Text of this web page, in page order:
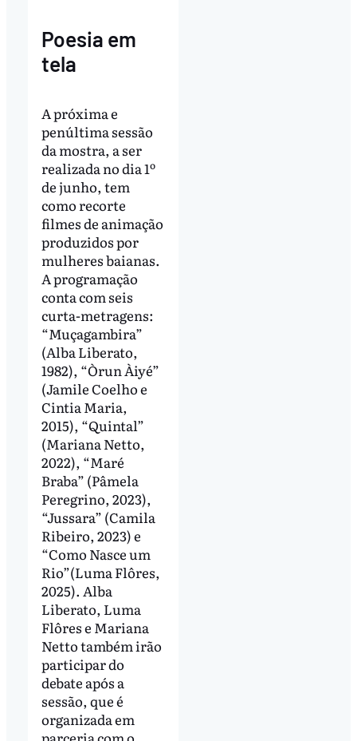
Poesia em
tela
A próxima e
penúltima sessão
da mostra, a ser
realizada no dia 1º
de junho, tem
como recorte
filmes de animação
produzidos por
mulheres baianas.
A programação
conta com seis
curta-metragens:
“Muçagambira”
(Alba Liberato,
1982), “Òrun Àiyé”
(Jamile Coelho e
Cintia Maria,
2015), “Quintal”
(Mariana Netto,
2022), “Maré
Braba” (Pâmela
Peregrino, 2023),
“Jussara” (Camila
Ribeiro, 2023) e
“Como Nasce um
Rio”(Luma Flôres,
2025). Alba
Liberato, Luma
Flôres e Mariana
Netto também irão
participar do
debate após a
sessão, que é
organizada em